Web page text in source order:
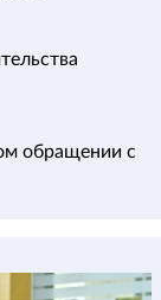
обращении с